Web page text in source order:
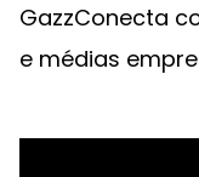
GazzConecta
e médias